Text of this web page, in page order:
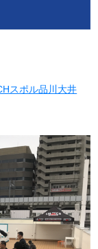
スポル品川大井